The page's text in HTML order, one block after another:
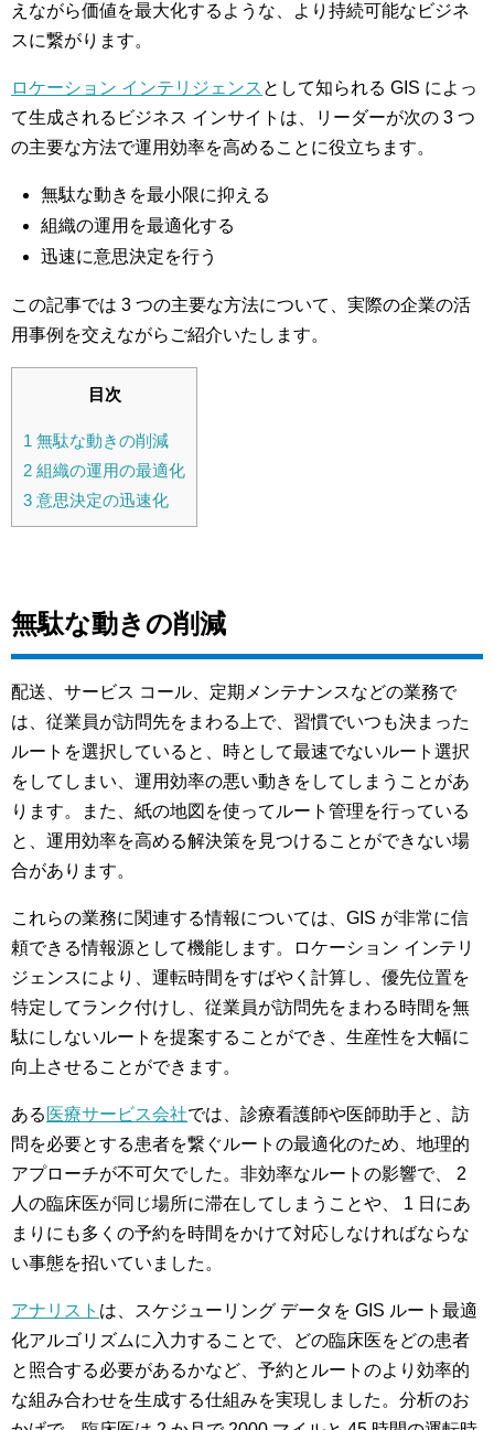
えながら価値を最大化するような、より持続可能なビジネ
スに繋がります。
ロケーション インテリジェンス として知られる GIS によっ
て生成されるビジネス インサイトは、リーダーが次の 3 つ
の主要な方法で運用効率を高めることに役立ちます。
無駄な動きを最小限に抑える
組織の運用を最適化する
迅速に意思決定を行う
この記事では 3 つの主要な方法について、実際の企業の活
用事例を交えながらご紹介いたします。
目次
1 無駄な動きの削減
2 組織の運用の最適化
3 意思決定の迅速化
無駄な動きの削減
配送、サービス コール、定期メンテナンスなどの業務で
は、従業員が訪問先をまわる上で、習慣でいつも決まった
ルートを選択していると、時として最速でないルート選択
をしてしまい、運用効率の悪い動きをしてしまうことがあ
ります。また、紙の地図を使ってルート管理を行っている
と、運用効率を高める解決策を見つけることができない場
合があります。
これらの業務に関連する情報については、GIS が非常に信
頼できる情報源として機能します。ロケーション インテリ
ジェンスにより、運転時間をすばやく計算し、優先位置を
特定してランク付けし、従業員が訪問先をまわる時間を無
駄にしないルートを提案することができ、生産性を大幅に
向上させることができます。
ある 医療サービス会社では、診療看護師や医師助手と、訪
問を必要とする患者を繋ぐルートの最適化のため、地理的
アプローチが不可欠でした。非効率なルートの影響で、 2
人の臨床医が同じ場所に滞在してしまうことや、 1 日にあ
まりにも多くの予約を時間をかけて対応しなければならな
い事態を招いていました。
アナリスト は、スケジューリング データを GIS ルート最適
化アルゴリズムに入力することで、どの臨床医をどの患者
と照合する必要があるかなど、予約とルートのより効率的
な組み合わせを生成する仕組みを実現しました。分析のお